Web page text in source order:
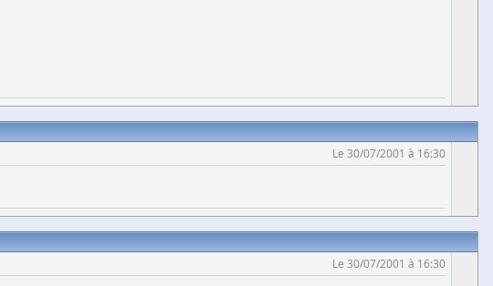
Le 30/07/2001 à 16:30
Le 30/07/2001 à 16:30